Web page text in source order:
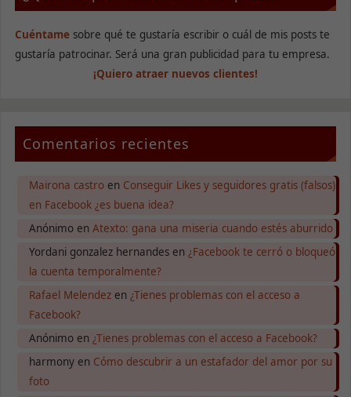
Cuéntamesobre qué te gustaría escribir o cuál de mis posts te
gustaría patrocinar. Será una gran publicidad para tu empresa.
¡Quiero atraer nuevos clientes!
Comentarios recientes
Mairona castroen Conseguir Likes y seguidores gratis (falsos)
en Facebook ¿es buena idea?
Anónimoen Atexto: gana una miseria cuando estés aburrido
Yordani gonzalez hernandesen ¿Facebook te cerró o bloqueó
la cuenta temporalmente?
Rafael Melendezen ¿Tienes problemas con el acceso a
Facebook?
Anónimoen ¿Tienes problemas con el acceso a Facebook?
harmonyen Cómo descubrir a un estafador del amor por su
foto